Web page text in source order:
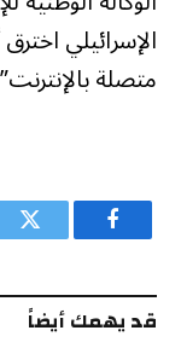
الإسرائيلي
متصلة
فيسبوك
قد يهمك أيضاً